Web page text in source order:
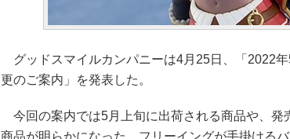
グッドスマイルカンパニーは4月25日、「2022
更のご案内」を発表した。
今回の案内では5月上旬に出荷される商品や、発
商品が明らかになった。フリーイングが手掛ける